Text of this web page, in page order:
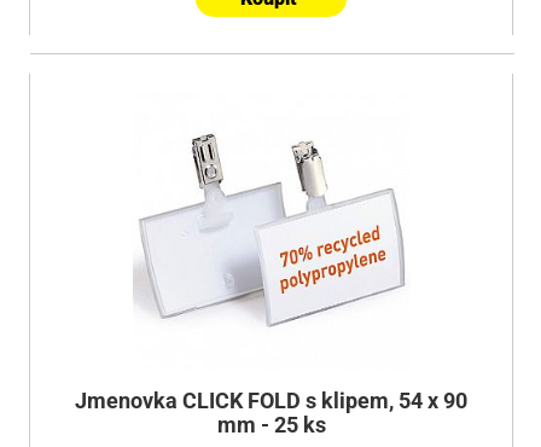
Jmenovka CLICK FOLD s klipem, 54 x 90
mm - 25 ks